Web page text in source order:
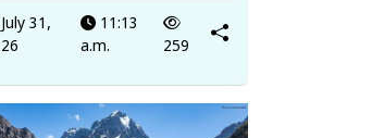
31,
11:13
a.m.
259